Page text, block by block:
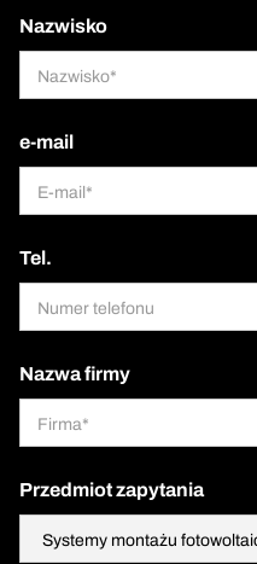
Nazwisko
e-mail
Tel.
Nazwa firmy
Przedmiot zapytania